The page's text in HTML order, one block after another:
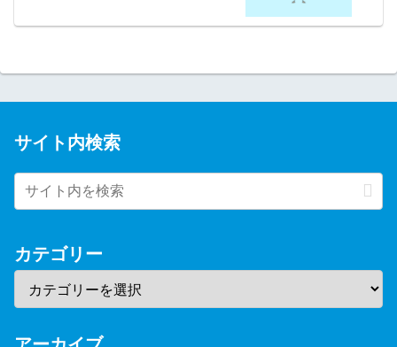
サイト内検索
カテゴリー